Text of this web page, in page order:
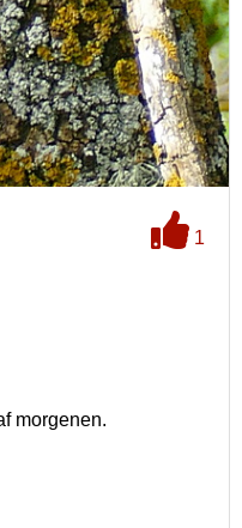
1
morgenen.